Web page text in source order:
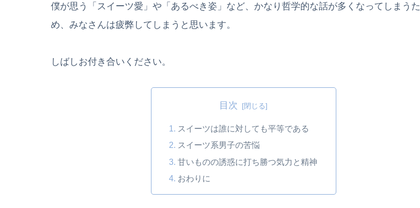
僕が思う「スイーツ愛」や「あるべき姿」など、かなり哲学的な話が多くなってしまうた
め、みなさんは疲弊してしまうと思います。
しばしお付き合いください。
目次
スイーツは誰に対しても平等である
スイーツ系男子の苦悩
甘いものの誘惑に打ち勝つ気力と精神
おわりに